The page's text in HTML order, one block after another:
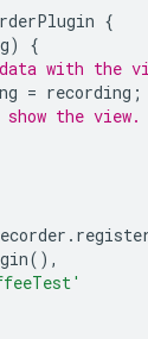
{
)
{
with the
= recording ;
the view.
.
(),